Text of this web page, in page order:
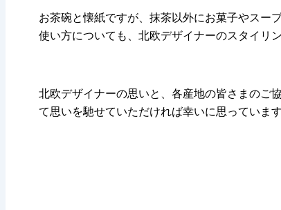
お茶碗と懐紙ですが、抹茶以外にお菓子やスー
使い方についても、北欧デザイナーのスタイリ
北欧デザイナーの思いと、各産地の皆さまのご
て思いを馳せていただければ幸いに思っています